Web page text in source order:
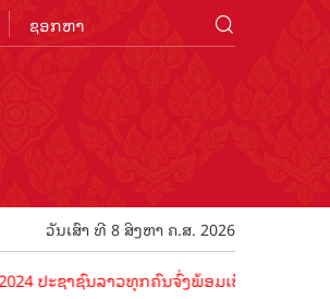
ວັນເສົາ ທີ 8 ສິງຫາ ຄ.ສ. 2026
າຊົນລາວທຸກຄົນຈົ່ງພ້ອມເປັນເຈົ້າພາບທີ່ດີ ຕ້ອນ